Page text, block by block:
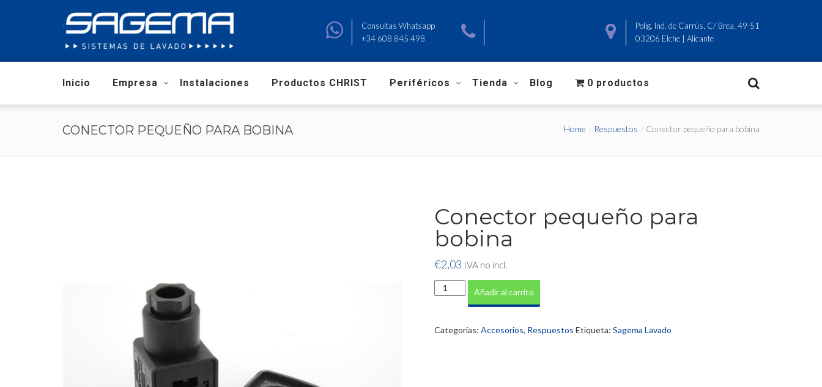
Consultas Whatsapp
+34 608 845 498
Polig. Ind. de Carrús, C/ Brea, 49-51
03206 Elche | Alicante
Inicio Empresa Instalaciones Productos CHRIST Periféricos Tienda Blog 0 productos
CONECTOR PEQUEÑO PARA BOBINA Home Respuestos Conector pequeño para bobina
Conector pequeño para
bobina
€2,03 IVA no incl.
Conector
pequeño
cantidad
Añadir al carrito
Categorías:Accesorios, Respuestos Etiqueta:Sagema Lavado